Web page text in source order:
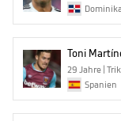
Toni
29 Jahre |
Spanien